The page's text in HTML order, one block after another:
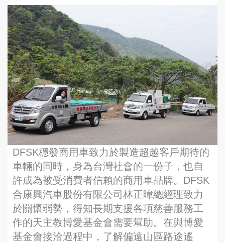
DFSK穩發商用車致力於製造超越客戶期待的
車輛的同時，身為台灣社會的一份子，也自
許成為被受消費者信賴的商用車品牌。DFSK
合康興汽車股份有限公司林正暐總經理致力
於關懷弱勢，得知長期支援各項慈善服務工
作的天主教博愛基金會需要幫助。在與博愛
基金會接洽過程中，了解偏遠山區路途遙